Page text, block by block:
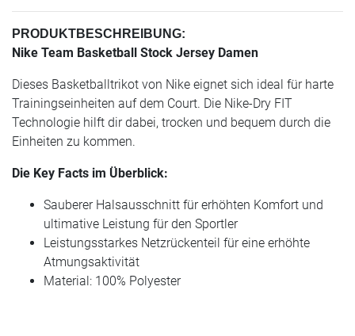
PRODUKTBESCHREIBUNG:
Nike Team Basketball Stock Jersey Damen
Dieses Basketballtrikot von Nike eignet sich ideal für harte
Trainingseinheiten auf dem Court. Die Nike-Dry FIT
Technologie hilft dir dabei, trocken und bequem durch die
Einheiten zu kommen.
Die Key Facts im Überblick:
Sauberer Halsausschnitt für erhöhten Komfort und
ultimative Leistung für den Sportler
Leistungsstarkes Netzrückenteil für eine erhöhte
Atmungsaktivität
Material: 100% Polyester